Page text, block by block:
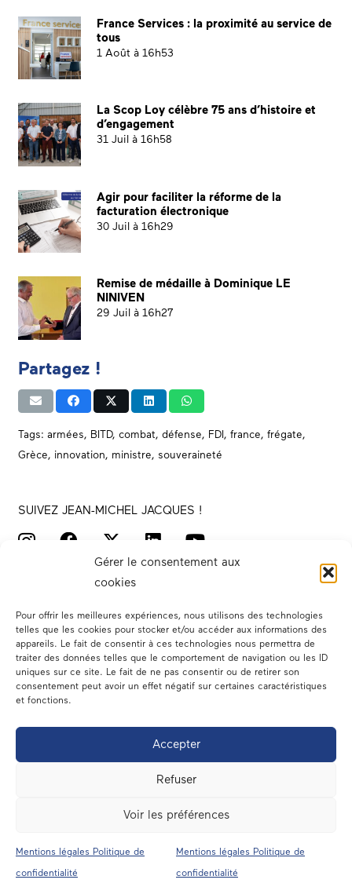
Gérer le consentement aux
cookies
Pour offrir les meilleures expériences, nous utilisons des technologies
telles que les cookies pour stocker et/ou accéder aux informations des
appareils. Le fait de consentir à ces technologies nous permettra de
traiter des données telles que le comportement de navigation ou les ID
uniques sur ce site. Le fait de ne pas consentir ou de retirer son
consentement peut avoir un effet négatif sur certaines caractéristiques
et fonctions.
Accepter
Refuser
Voir les préférences
Mentions légales Politique de
confidentialité
Mentions légales Politique de
confidentialité
France Services : la proximité au service de
tous
1 Août à 16h53
La Scop Loy célèbre 75 ans d’histoire et
d’engagement
31 Juil à 16h58
Agir pour faciliter la réforme de la
facturation électronique
30 Juil à 16h29
Remise de médaille à Dominique LE
NINIVEN
29 Juil à 16h27
Partagez !
Tags: armées, BITD, combat, défense, FDI, france, frégate,
Grèce, innovation, ministre, souveraineté
SUIVEZ JEAN-MICHEL JACQUES !
Votre député
Dans les médias
En circonscription
A l’assemblée
Contact
Mentions légales